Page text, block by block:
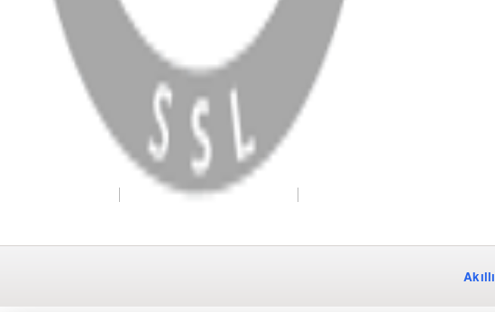
Facebook Instagram YouTube
Dükkan Hifi. Tüm Hakları Saklıdır
Kullanım Koşulları ve Gizlilik
Akıllı